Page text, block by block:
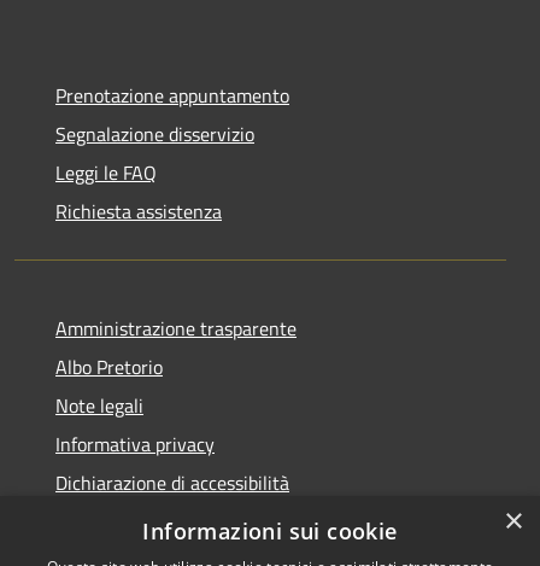
Prenotazione appuntamento
Segnalazione disservizio
Leggi le FAQ
Richiesta assistenza
Amministrazione trasparente
Albo Pretorio
Note legali
Informativa privacy
Dichiarazione di accessibilità
Obiettivi di accessibilità
×
Informazioni sui cookie